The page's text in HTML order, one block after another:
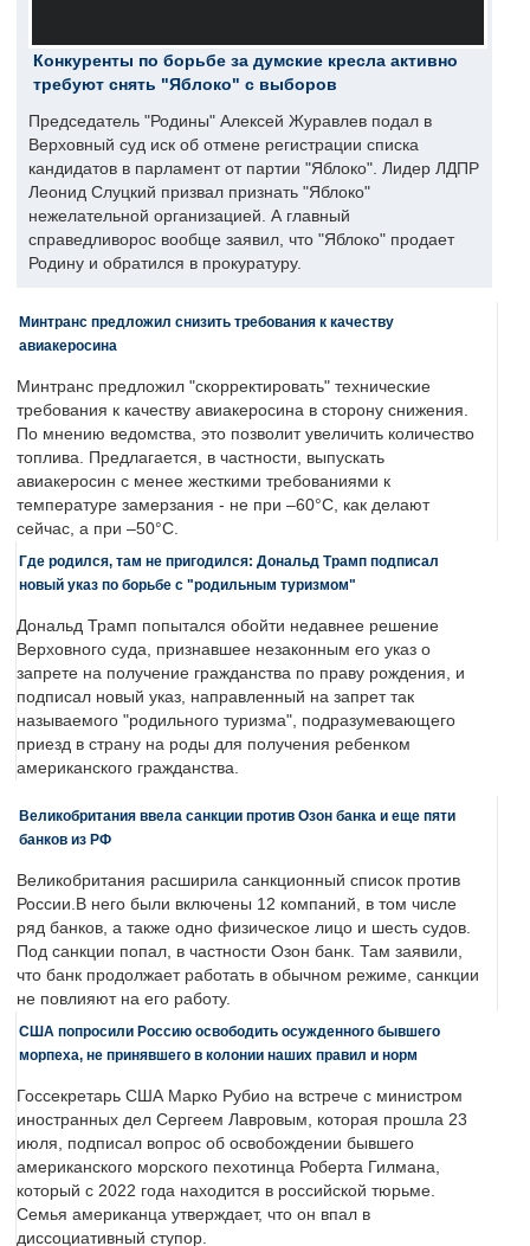
Конкуренты по борьбе за думские кресла активно
требуют снять "Яблоко" с выборов
Председатель "Родины" Алексей Журавлев подал в
Верховный суд иск об отмене регистрации списка
кандидатов в парламент от партии "Яблоко". Лидер ЛДПР
Леонид Слуцкий призвал признать "Яблоко"
нежелательной организацией. А главный
справедливорос вообще заявил, что "Яблоко" продает
Родину и обратился в прокуратуру.
Минтранс предложил снизить требования к качеству
авиакеросина
Минтранс предложил "скорректировать" технические
требования к качеству авиакеросина в сторону снижения.
По мнению ведомства, это позволит увеличить количество
топлива. Предлагается, в частности, выпускать
авиакеросин с менее жесткими требованиями к
температуре замерзания - не при –60°C, как делают
сейчас, а при –50°C.
Где родился, там не пригодился: Дональд Трамп подписал
новый указ по борьбе с "родильным туризмом"
Дональд Трамп попытался обойти недавнее решение
Верховного суда, признавшее незаконным его указ о
запрете на получение гражданства по праву рождения, и
подписал новый указ, направленный на запрет так
называемого "родильного туризма", подразумевающего
приезд в страну на роды для получения ребенком
американского гражданства.
Великобритания ввела санкции против Озон банка и еще пяти
банков из РФ
Великобритания расширила санкционный список против
России.В него были включены 12 компаний, в том числе
ряд банков, а также одно физическое лицо и шесть судов.
Под санкции попал, в частности Озон банк. Там заявили,
что банк продолжает работать в обычном режиме, санкции
не повлияют на его работу.
США попросили Россию освободить осужденного бывшего
морпеха, не принявшего в колонии наших правил и норм
Госсекретарь США Марко Рубио на встрече с министром
иностранных дел Сергеем Лавровым, которая прошла 23
июля, подписал вопрос об освобождении бывшего
американского морского пехотинца Роберта Гилмана,
который с 2022 года находится в российской тюрьме.
Семья американца утверждает, что он впал в
диссоциативный ступор.